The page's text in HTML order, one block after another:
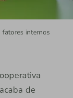
fatores internos
de